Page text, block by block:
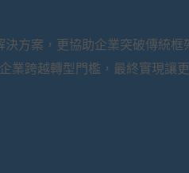
決方案，更協助企業突破傳統框
業跨越轉型門檻，最終實現讓